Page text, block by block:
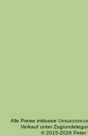
Alle Preise inklusive
Verkauf unter
© 2015-2026 Peter